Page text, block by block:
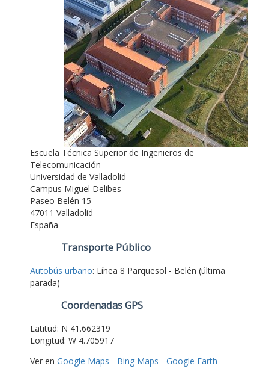
Escuela Técnica Superior de Ingenieros de
Telecomunicación
Universidad de Valladolid
Campus Miguel Delibes
Paseo Belén 15
47011 Valladolid
España
Transporte Público
Autobús urbano: Línea 8 Parquesol - Belén (última
parada)
Coordenadas GPS
Latitud: N 41.662319
Longitud: W 4.705917
Ver en Google Maps - Bing Maps - Google Earth